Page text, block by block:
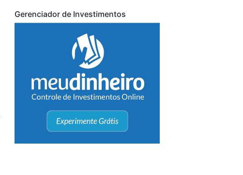
Gerenciador de Investimentos